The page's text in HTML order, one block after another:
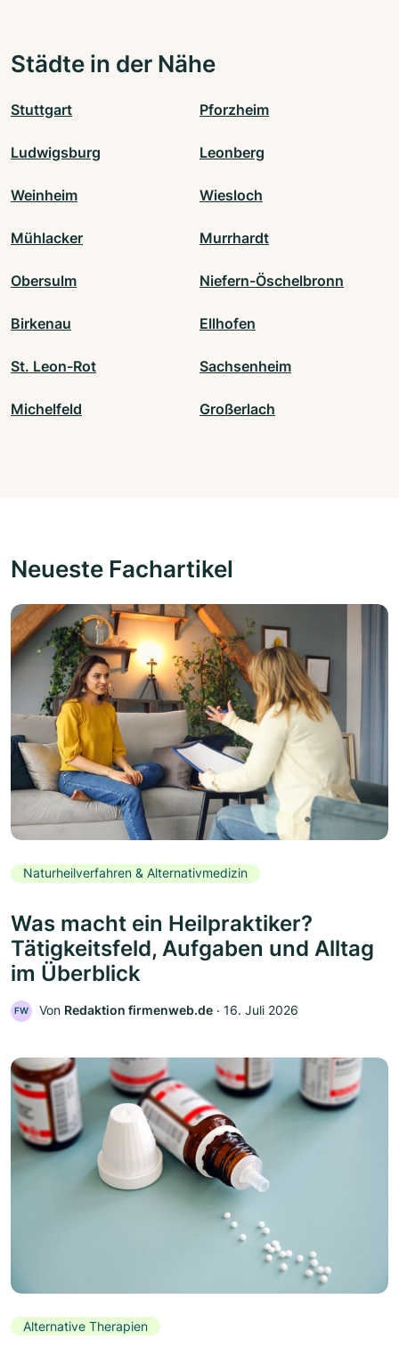
Städte in der Nähe
Stuttgart Pforzheim
Ludwigsburg Leonberg
Weinheim Wiesloch
Mühlacker Murrhardt
Obersulm Niefern-Öschelbronn
Birkenau Ellhofen
St. Leon-Rot Sachsenheim
Michelfeld Großerlach
Neueste Fachartikel
Naturheilverfahren & Alternativmedizin
Was macht ein Heilpraktiker?
Tätigkeitsfeld, Aufgaben und Alltag
im Überblick
FW Von Redaktion firmenweb.de ‧ 16. Juli 2026
Alternative Therapien